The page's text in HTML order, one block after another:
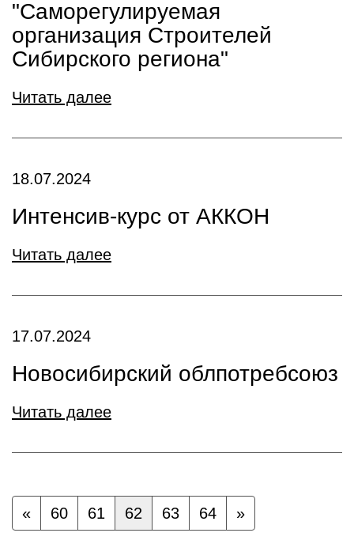
"Саморегулируемая
организация Строителей
Сибирского региона"
Читать далее
18.07.2024
Интенсив-курс от АККОН
Читать далее
17.07.2024
Новосибирский облпотребсоюз
Читать далее
« 60 61 62 63 64 »